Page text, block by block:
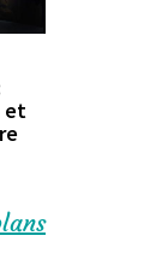
et